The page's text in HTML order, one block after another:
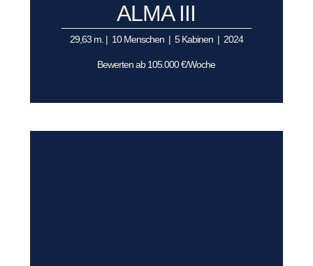
ALMA III
29,63 m. | 10 Menschen | 5 Kabinen | 2024
Bewerten ab 105.000 €/Woche